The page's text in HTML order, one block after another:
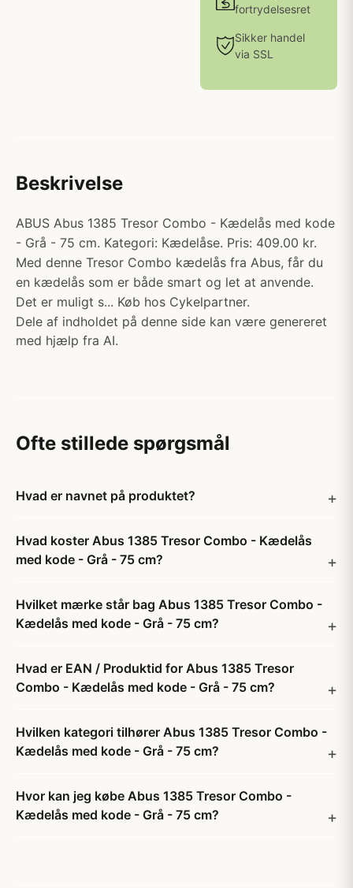
fortrydelsesret
Sikker handel
via SSL
Beskrivelse
ABUS Abus 1385 Tresor Combo - Kædelås med kode
- Grå - 75 cm. Kategori: Kædelåse. Pris: 409.00 kr.
Med denne Tresor Combo kædelås fra Abus, får du
en kædelås som er både smart og let at anvende.
Det er muligt s... Køb hos Cykelpartner.
Dele af indholdet på denne side kan være genereret
med hjælp fra AI.
Ofte stillede spørgsmål
Hvad er navnet på produktet?
Hvad koster Abus 1385 Tresor Combo - Kædelås
med kode - Grå - 75 cm?
Hvilket mærke står bag Abus 1385 Tresor Combo -
Kædelås med kode - Grå - 75 cm?
Hvad er EAN / Produktid for Abus 1385 Tresor
Combo - Kædelås med kode - Grå - 75 cm?
Hvilken kategori tilhører Abus 1385 Tresor Combo -
Kædelås med kode - Grå - 75 cm?
Hvor kan jeg købe Abus 1385 Tresor Combo -
Kædelås med kode - Grå - 75 cm?